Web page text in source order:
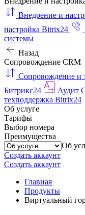
Внедрение и
настройка Bitrix24
системы
Назад
Сопровождение CRM
Сопровождение и
Битрикс24
Аудит
техподдержка Bitrix24
Об услуге
Тарифы
Выбор номера
Преимущества
Об
Создать аккаунт
Создать аккаунт
Главная
Продукты
Виртуальный